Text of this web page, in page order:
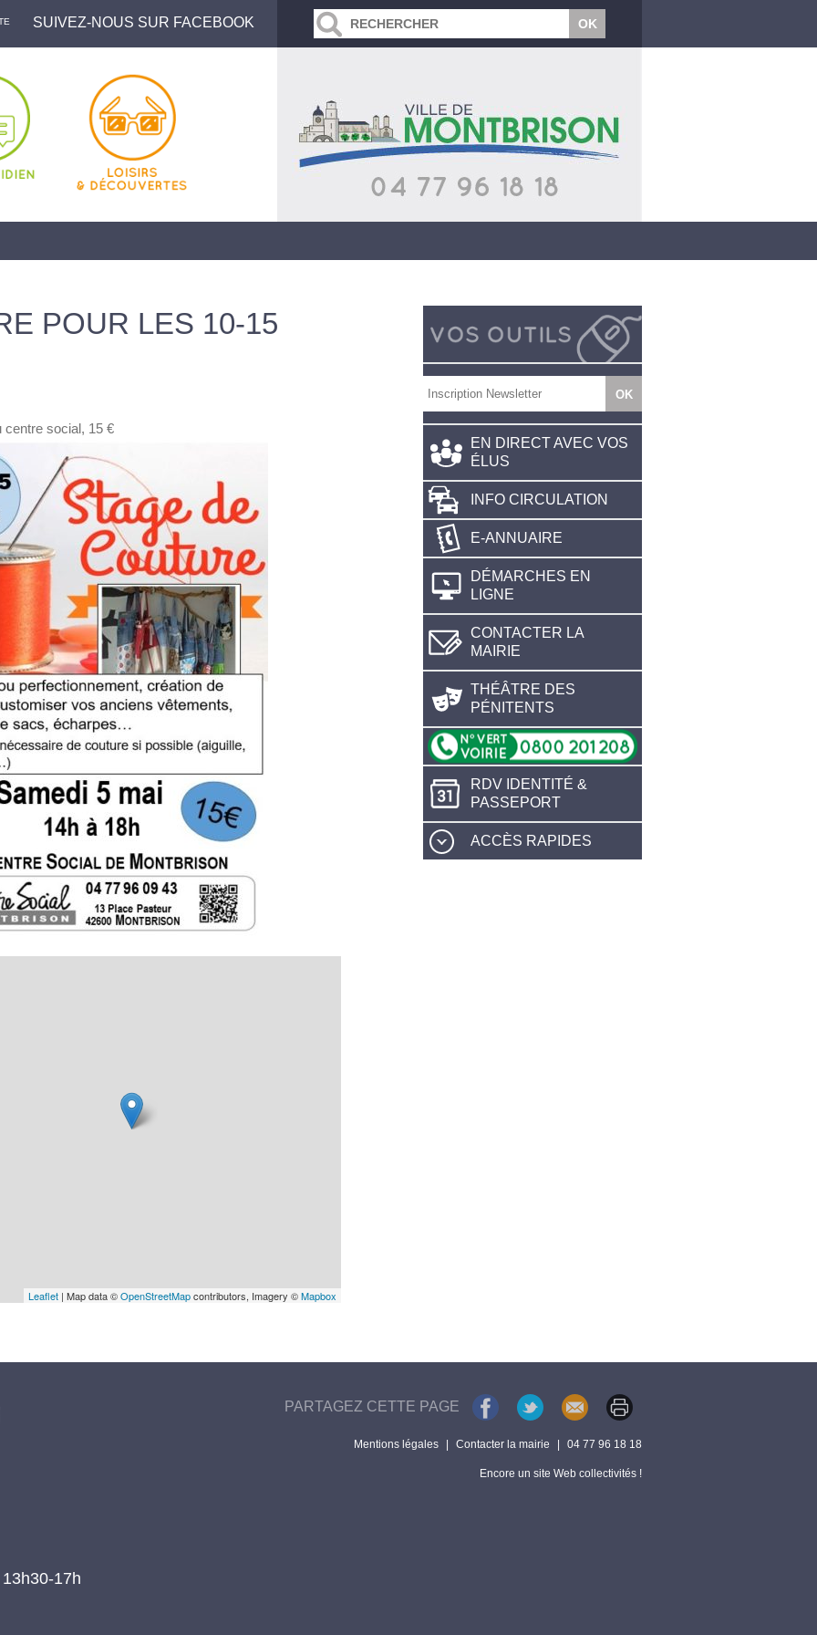
SUIVEZ-NOUS SUR FACEBOOK
POUR LES 10-15
centre social, 15 €
Leaflet | Map data ©OpenStreetMapcontributors, Imagery ©Mapbox
EN DIRECT AVEC VOS
ÉLUS
INFO CIRCULATION
E-ANNUAIRE
DÉMARCHES EN
LIGNE
CONTACTER LA
MAIRIE
THÉÂTRE DES
PÉNITENTS
RDV IDENTITÉ &
PASSEPORT
ACCÈS RAPIDES
17h
PARTAGEZ CETTE PAGE
Mentions légales Contacter la mairie 04 77 96 18 18
Encore un site Web collectivités !